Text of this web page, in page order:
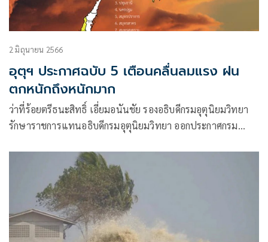
2 มิถุนายน 2566
อุตุฯ ประกาศฉบับ 5 เตือนคลื่นลมแรง ฝน
ตกหนักถึงหนักมาก
ว่าที่ร้อยตรีธนะสิทธิ์ เอี่ยมอนันชัย รองอธิบดีกรมอุตุนิยมวิทยา
รักษาราชการแทนอธิบดีกรมอุตุนิยมวิทยา ออกประกาศกรม